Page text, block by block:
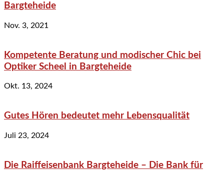
Bargteheide
Nov. 3, 2021
Kompetente Beratung und modischer Chic bei
Optiker Scheel in Bargteheide
Okt. 13, 2024
Gutes Hören bedeutet mehr Lebensqualität
Juli 23, 2024
Die Raiffeisenbank Bargteheide – Die Bank für